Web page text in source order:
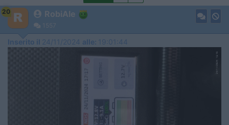
20 RobiAle
1557
Inserito il 24/11/2024 alle: 19:01:44